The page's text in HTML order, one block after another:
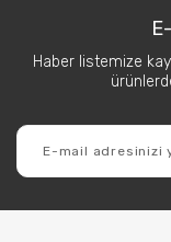
Haber listemize